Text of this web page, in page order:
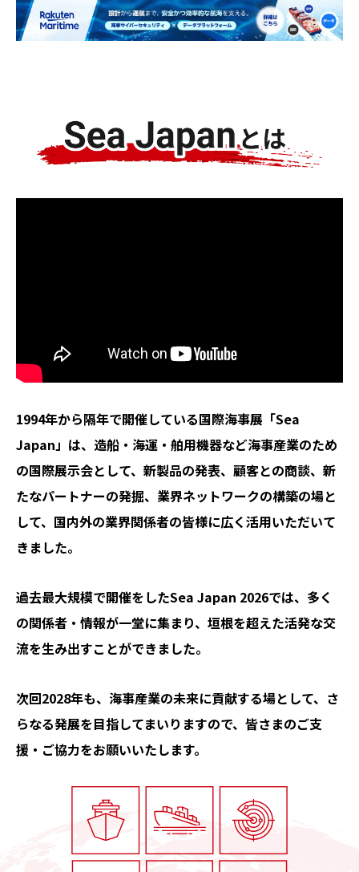
1994年から隔年で開催している国際海事展「Sea
Japan」は、造船・海運・舶用機器など海事産業のため
の国際展示会として、新製品の発表、顧客との商談、新
たなパートナーの発掘、業界ネットワークの構築の場と
して、国内外の業界関係者の皆様に広く活用いただいて
きました。
過去最大規模で開催をしたSea Japan 2026では、多く
の関係者・情報が一堂に集まり、垣根を超えた活発な交
流を生み出すことができました。
次回2028年も、海事産業の未来に貢献する場として、さ
らなる発展を目指してまいりますので、皆さまのご支
援・ご協力をお願いいたします。